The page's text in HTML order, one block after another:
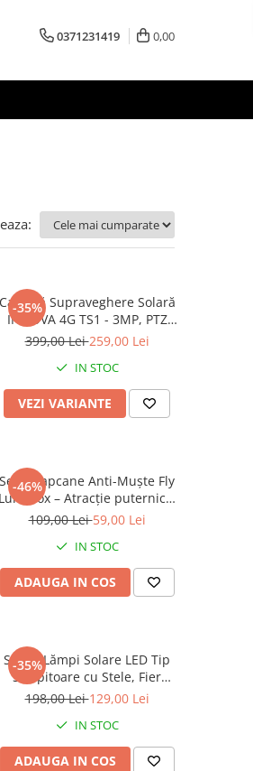
0371231419 0,00
-35%
Cameră Supraveghere Solară
INNOVA 4G TS1 - 3MP, PTZ
355°, Night Vision Color, Audio
Pro
399,00 Lei259,00 Lei
IN STOC
VEZI VARIANTE
-46%
Set 2 Capcane Anti-Muște Fly
Lure Box – Atracție puternică,
eliminare rapidă
109,00 Lei59,00 Lei
IN STOC
ADAUGA IN COS
-35%
Set 2x Lămpi Solare LED Tip
Stropitoare cu Stele, Fier
Forjat, Design Retro, Proiecție
198,00 Lei129,00 Lei
IN STOC
ADAUGA IN COS